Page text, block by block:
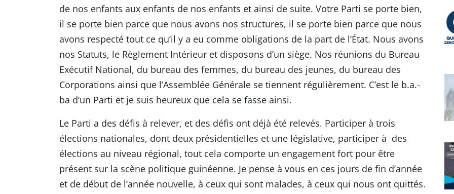
de nos enfants aux enfants de nos enfants et ainsi de suite. Votre Parti se porte bien,
il se porte bien parce que nous avons nos structures, il se porte bien parce que nous
avons respecté tout ce qu’il y a eu comme obligations de la part de l’État. Nous avons
nos Statuts, le Règlement Intérieur et disposons d’un siège. Nos réunions du Bureau
Exécutif National, du bureau des femmes, du bureau des jeunes, du bureau des
Corporations ainsi que l’Assemblée Générale se tiennent régulièrement. C’est le b.a.-
ba d’un Parti et je suis heureux que cela se fasse ainsi.
Le Parti a des défis à relever, et des défis ont déjà été relevés. Participer à trois
élections nationales, dont deux présidentielles et une législative, participer à des
élections au niveau régional, tout cela comporte un engagement fort pour être
présent sur la scène politique guinéenne. Je pense à vous en ces jours de fin d’année
et de début de l’année nouvelle, à ceux qui sont malades, à ceux qui nous ont quittés.